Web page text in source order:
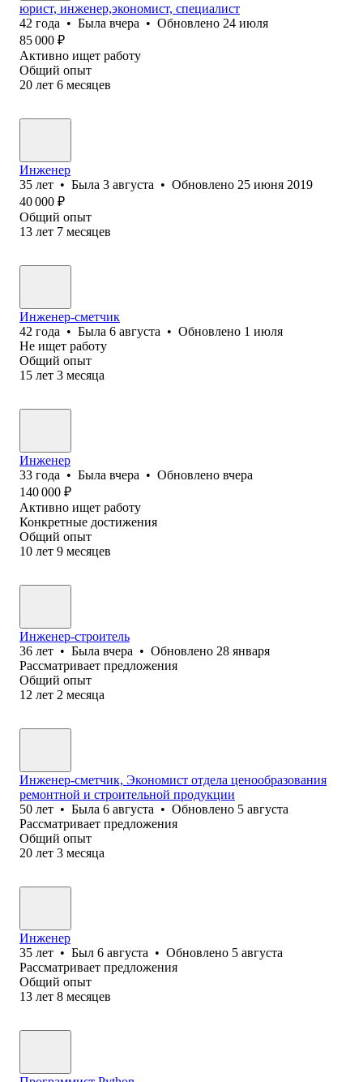
юрист, инженер,экономист, специалист
42 года • Была вчера • Обновлено 24 июля
85 000 ₽
Активно ищет работу
Общий опыт
20 лет 6 месяцев
Инженер
35 лет • Была 3 августа • Обновлено 25 июня 2019
40 000 ₽
Общий опыт
13 лет 7 месяцев
Инженер-сметчик
42 года • Была 6 августа • Обновлено 1 июля
Не ищет работу
Общий опыт
15 лет 3 месяца
Инженер
33 года • Была вчера • Обновлено вчера
140 000 ₽
Активно ищет работу
Конкретные достижения
Общий опыт
10 лет 9 месяцев
Инженер-строитель
36 лет • Была вчера • Обновлено 28 января
Рассматривает предложения
Общий опыт
12 лет 2 месяца
Инженер-сметчик, Экономист отдела ценообразования
ремонтной и строительной продукции
50 лет • Была 6 августа • Обновлено 5 августа
Рассматривает предложения
Общий опыт
20 лет 3 месяца
Инженер
35 лет • Был 6 августа • Обновлено 5 августа
Рассматривает предложения
Общий опыт
13 лет 8 месяцев